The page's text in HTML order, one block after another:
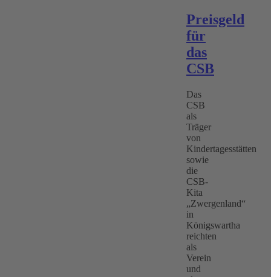
Preisgeld
für
das
CSB
Das
CSB
als
Träger
von
Kindertagesstätten
sowie
die
CSB-
Kita
„Zwergenland“
in
Königswartha
reichten
als
Verein
und